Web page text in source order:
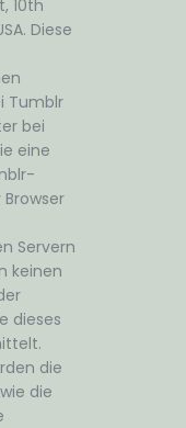
10th
Diese
Tumblr
bei
eine
Servern
keinen
dieses
die
die